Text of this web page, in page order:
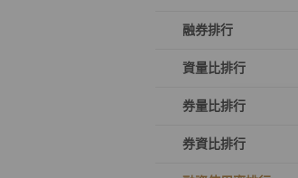
融券排行
資量比排行
券量比排行
券資比排行